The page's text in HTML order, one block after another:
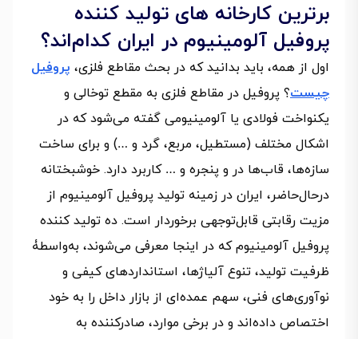
برترین کارخانه های تولید کننده
پروفیل آلومینیوم در ایران کدام‌اند؟
اول از همه، باید بدانید که در بحث مقاطع فلزی، پروفیل
چیست؟ پروفیل در مقاطع فلزی به مقطع توخالی و
یکنواخت فولادی یا آلومینیومی گفته می‌شود که در
اشکال مختلف (مستطیل، مربع، گرد و …) و برای ساخت
سازه‌ها، قاب‌ها در و پنجره و … کاربرد دارد. خوشبختانه
درحال‌حاضر، ایران در زمینه تولید پروفیل آلومینیوم از
مزیت رقابتی قابل‌توجهی برخوردار است. ده تولید کننده
پروفیل آلومینیوم که در اینجا معرفی می‌شوند، به‌واسطۀ
ظرفیت تولید، تنوع آلیاژها، استانداردهای کیفی و
نوآوری‌های فنی، سهم عمده‌ای از بازار داخل را به خود
اختصاص داده‌اند و در برخی موارد، صادرکننده به